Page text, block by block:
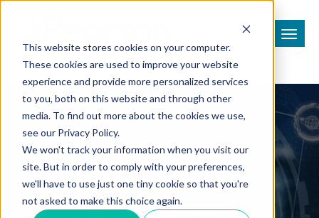
This website stores cookies on your computer.
These cookies are used to improve your website
experience and provide more personalized services
to you, both on this website and through other
media. To find out more about the cookies we use,
see our Privacy Policy.
We won't track your information when you visit our
site. But in order to comply with your preferences,
we'll have to use just one tiny cookie so that you're
not asked to make this choice again.
Coluna Inside Higher Education